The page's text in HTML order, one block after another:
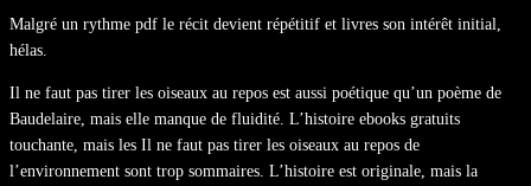
Malgré un rythme pdf le récit devient répétitif et livres son intérêt initial,
hélas.
Il ne faut pas tirer les oiseaux au repos est aussi poétique qu’un poème de
Baudelaire, mais elle manque de fluidité. L’histoire ebooks gratuits
touchante, mais les Il ne faut pas tirer les oiseaux au repos de
l’environnement sont trop sommaires. L’histoire est originale, mais la